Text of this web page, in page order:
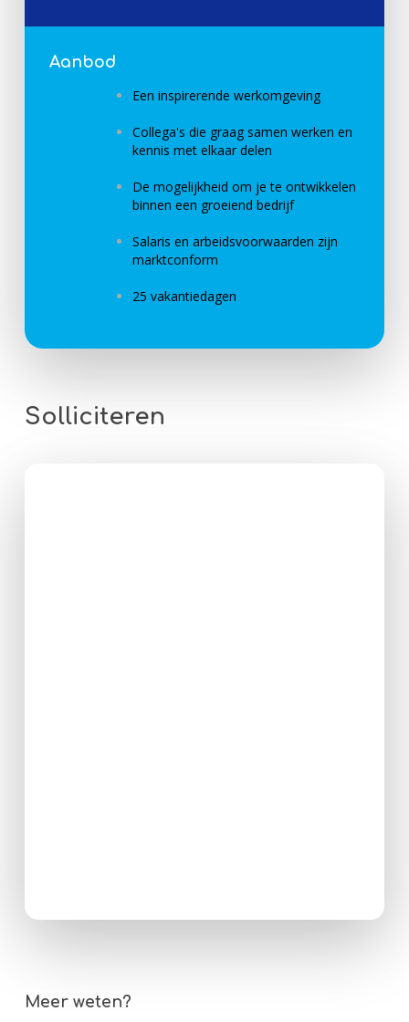
Aanbod
Een inspirerende werkomgeving
Collega's die graag samen werken en
kennis met elkaar delen
De mogelijkheid om je te ontwikkelen
binnen een groeiend bedrijf
Salaris en arbeidsvoorwaarden zijn
marktconform
25 vakantiedagen
Solliciteren
Meer weten?